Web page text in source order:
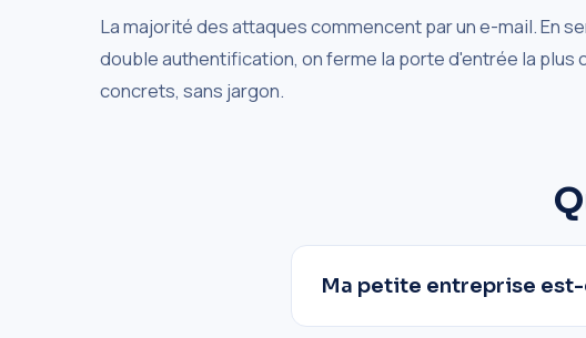
La majorité des attaques commencent par un e-mail. En
double authentification, on ferme la porte d'entrée la
concrets, sans jargon.
Ma petite entreprise